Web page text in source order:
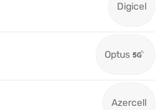
Digicel
Optus
Azercell